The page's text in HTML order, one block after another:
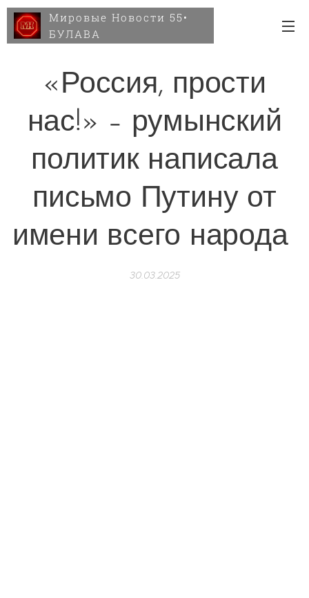
Мировые Новости 55•
БУЛАВА
«Россия, прости
нас!» – румынский
политик написала
письмо Путину от
имени всего народа
30.03.2025